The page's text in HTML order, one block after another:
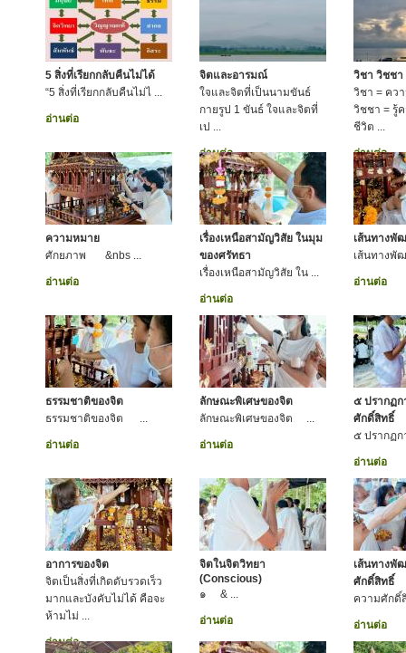
5 สิ่งที่เรียกกลับคืนไม่ได้
“5 สิ่งที่เรียกกลับคืนไม่ไ ...
อ่านต่อ
จิตและอารมณ์
ใจและจิตที่เป็นนามขันธ์
กายรูป 1 ขันธ์ ใจและจิตที่
เป ...
อ่านต่อ
วิชา วิชชา
วิชา = คว
วิชชา = รู้
ชีวิต ...
อ่านต่อ
ความหมาย
ศักยภาพ &nbs ...
อ่านต่อ
เรื่องเหนือสามัญวิสัย ในมุม
ของศรัทธา
เรื่องเหนือสามัญวิสัย ใน ...
อ่านต่อ
เส้นทางพั
เส้นทาง
อ่านต่อ
ธรรมชาติของจิต
ธรรมชาติของจิต ...
อ่านต่อ
ลักษณะพิเศษของจิต
ลักษณะพิเศษของจิต ...
อ่านต่อ
๕ ปรากฏ
ศักดิ์สิทธิ์
๕ ปรากฏก
อ่านต่อ
อาการของจิต
จิตเป็นสิ่งที่เกิดดับรวดเร็ว
มากและบังคับไม่ได้ คือจะ
ห้ามไม่ ...
อ่านต่อ
จิตในจิตวิทยา
(Conscious)
๑ & ...
อ่านต่อ
เส้นทางพั
ศักดิ์สิทธิ์
ความศักดิ์
อ่านต่อ